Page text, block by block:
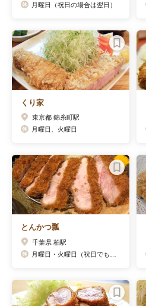
月曜日（祝日の場合は翌日）
くり家
東京都 錦糸町駅
月曜日、火曜日
とんかつ瓢
千葉県 柏駅